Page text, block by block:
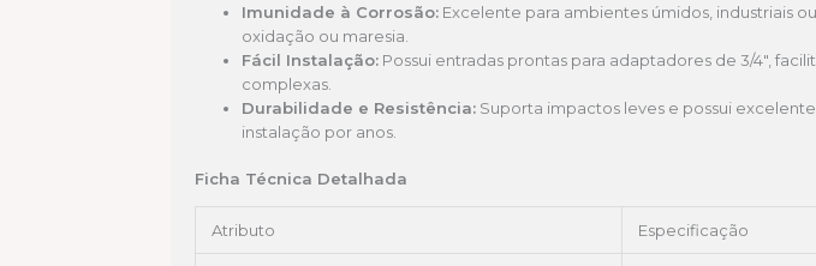
Imunidade à Corrosão: Excelente para ambientes úmidos, industriais
oxidação ou maresia.
Fácil Instalação: Possui entradas prontas para adaptadores de 3/4″,
complexas.
Durabilidade e Resistência: Suporta impactos leves e possui
instalação por anos.
Ficha Técnica Detalhada
Atributo Especificação